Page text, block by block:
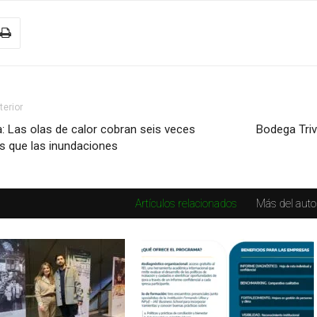
Las olas de calor cobran seis veces
que las inundaciones
Bodega
Artículos relacionados Más del